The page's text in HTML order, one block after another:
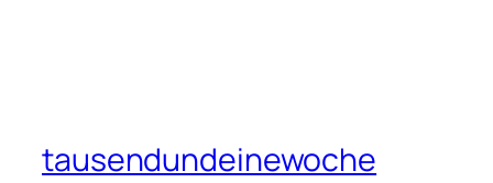
tausendundeinewoche